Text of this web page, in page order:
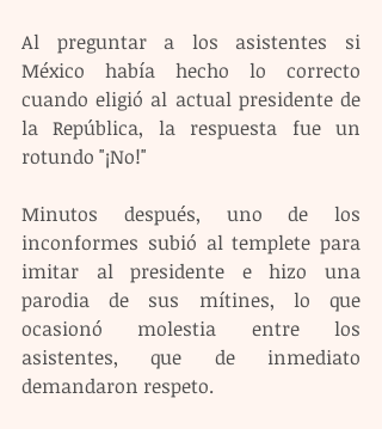
Al preguntar a los asistentes si
México había hecho lo correcto
cuando eligió al actual presidente de
la República, la respuesta fue un
rotundo "¡No!"
Minutos después, uno de los
inconformes subió al templete para
imitar al presidente e hizo una
parodia de sus mítines, lo que
ocasionó molestia entre los
asistentes, que de inmediato
demandaron respeto.